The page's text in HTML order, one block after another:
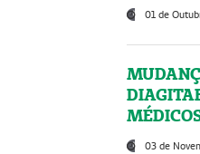
01 de
03 de